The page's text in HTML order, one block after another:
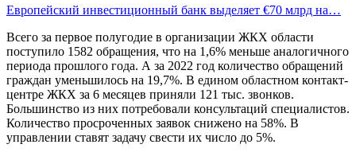
Европейский инвестиционный банк выделяет €70 млрд на…
Всего за первое полугодие в организации ЖКХ области
поступило 1582 обращения, что на 1,6% меньше аналогичного
периода прошлого года. А за 2022 год количество обращений
граждан уменьшилось на 19,7%. В едином областном контакт-
центре ЖКХ за 6 месяцев приняли 121 тыс. звонков.
Большинство из них потребовали консультаций специалистов.
Количество просроченных заявок снижено на 58%. В
управлении ставят задачу свести их число до 5%.